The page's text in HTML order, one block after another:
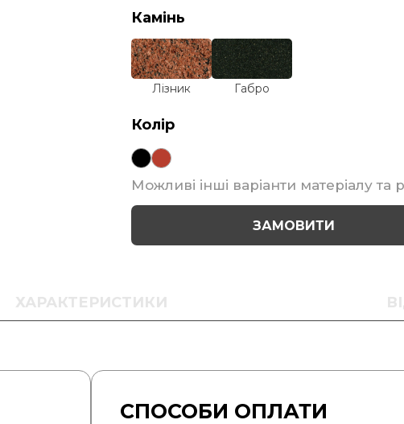
Камінь
Лізник Габро
Колір
Можливі інші варіанти матеріалу та
ЗАМОВИТИ
ХАРАКТЕРИСТИКИ
СПОСОБИ ОПЛАТИ